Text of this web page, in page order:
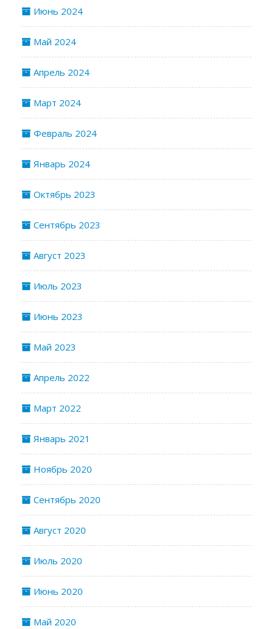
Июнь 2024
Май 2024
Апрель 2024
Март 2024
Февраль 2024
Январь 2024
Октябрь 2023
Сентябрь 2023
Август 2023
Июль 2023
Июнь 2023
Май 2023
Апрель 2022
Март 2022
Январь 2021
Ноябрь 2020
Сентябрь 2020
Август 2020
Июль 2020
Июнь 2020
Май 2020